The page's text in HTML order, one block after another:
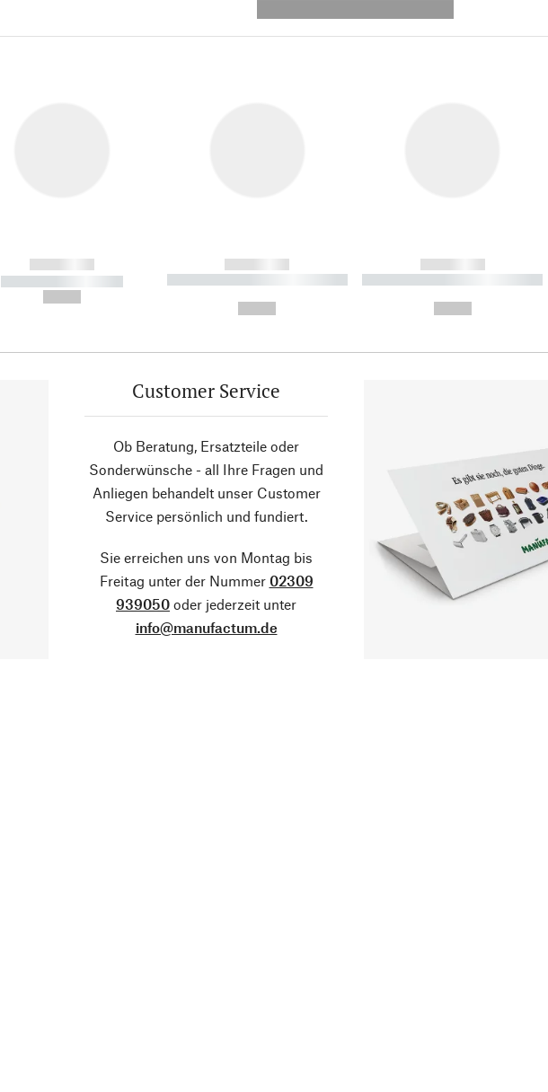
------------
----------- -----------
------------
----------- ----------- ----------
------------
----------- ----------- ----------
Customer Service
Ob Beratung, Ersatzteile oder
Sonderwünsche - all Ihre Fragen und
Anliegen behandelt unser Customer
Service persönlich und fundiert.
Sie erreichen uns von Montag bis
Freitag unter der Nummer 02309
939050 oder jederzeit unter
info@manufactum.de